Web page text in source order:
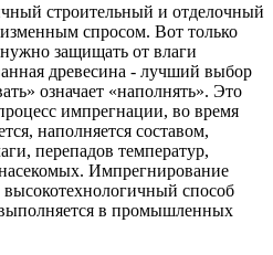
строительный и отделочный
спросом. Вот только
защищать от влаги
древесина - лучший выбор
означает «наполнять». Это
импрегнации, во время
наполняется составом,
перепадов температур,
Импрегнирование
высокотехнологичный способ
в промышленных